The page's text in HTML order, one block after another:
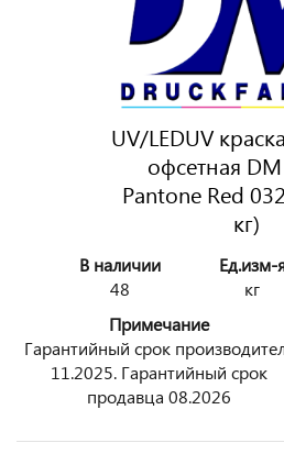
UV/LEDUV
офсетная DM
Pantone Red
кг)
В наличии
48
Ед.изм-
кг
Примечание
Гарантийный срок
11.2025. Гарантийный срок
продавца 08.2026